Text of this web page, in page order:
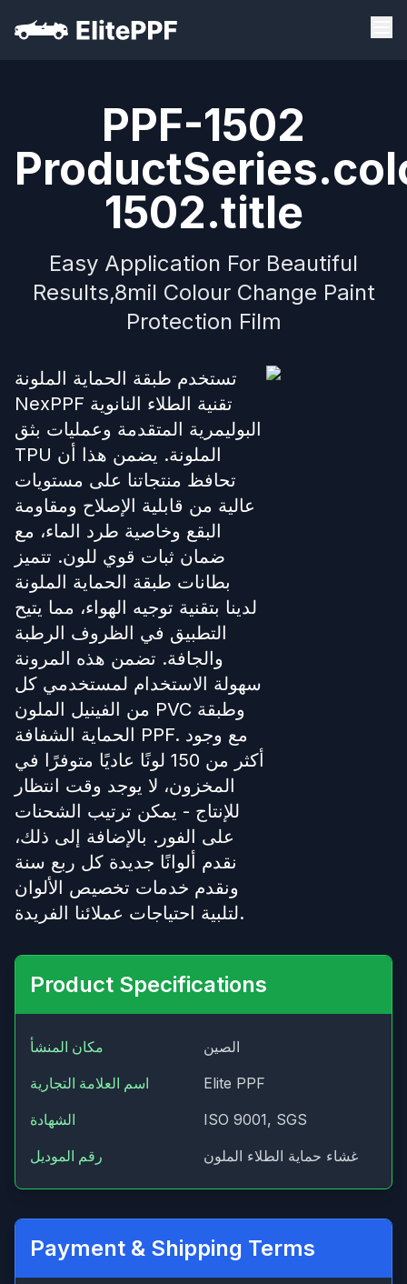
PPF-1502
1502.title
Easy Application For Beautiful
Results,8mil Colour Change Paint
Protection Film
تستخدم طبقة الحماية الملونة
NexPPF تقنية الطلاء النانوية
البوليمرية المتقدمة وعمليات بثق
TPU الملونة. يضمن هذا أن
تحافظ منتجاتنا على مستويات
عالية من قابلية الإصلاح ومقاومة
البقع وخاصية طرد الماء، مع
ضمان ثبات قوي للون. تتميز
بطانات طبقة الحماية الملونة
لدينا بتقنية توجيه الهواء، مما يتيح
التطبيق في الظروف الرطبة
والجافة. تضمن هذه المرونة
سهولة الاستخدام لمستخدمي كل
من الفينيل الملون PVC وطبقة
الحماية الشفافة PPF. مع وجود
أكثر من 150 لونًا عاديًا متوفرًا في
المخزون، لا يوجد وقت انتظار
للإنتاج - يمكن ترتيب الشحنات
على الفور. بالإضافة إلى ذلك،
نقدم ألوانًا جديدة كل ربع سنة
ونقدم خدمات تخصيص الألوان
لتلبية احتياجات عملائنا الفريدة.
Product Specifications
مكان المنشأ
الصين
اسم العلامة التجارية
Elite PPF
الشهادة
ISO 9001, SGS
رقم الموديل
غشاء حماية الطلاء الملون
Payment & Shipping Terms